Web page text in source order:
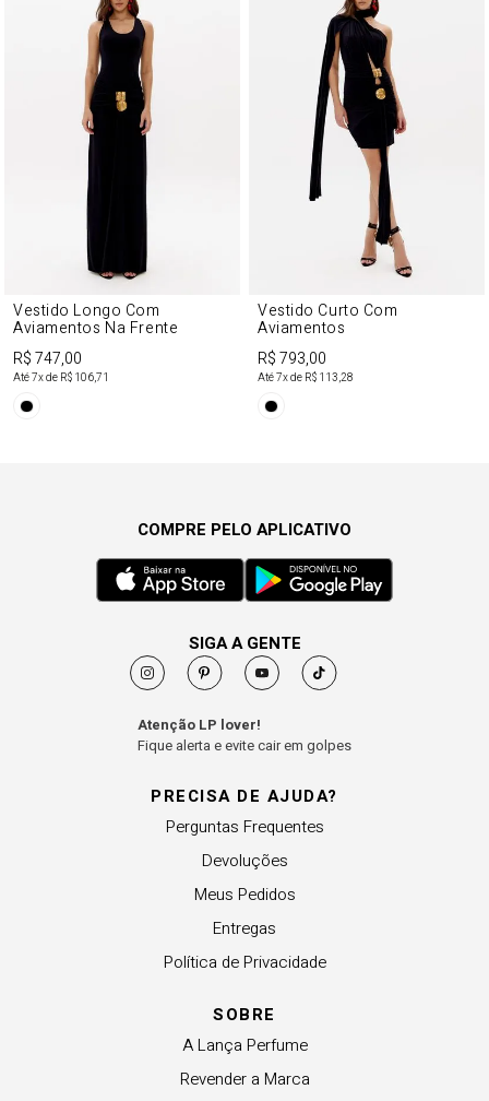
Vestido Longo Com
Aviamentos Na Frente
R$ 747,00
Até7x de R$ 106,71
Vestido Curto Com
Aviamentos
R$ 793,00
Até7x de R$ 113,28
PRECISA DE AJUDA?
Perguntas Frequentes
Devoluções
Meus Pedidos
Entregas
Política de Privacidade
SOBRE
A Lança Perfume
Revender a Marca
COMPRE PELO APLICATIVO
SIGA A GENTE
Atenção LP lover!
Fique alerta e evite cair em golpes